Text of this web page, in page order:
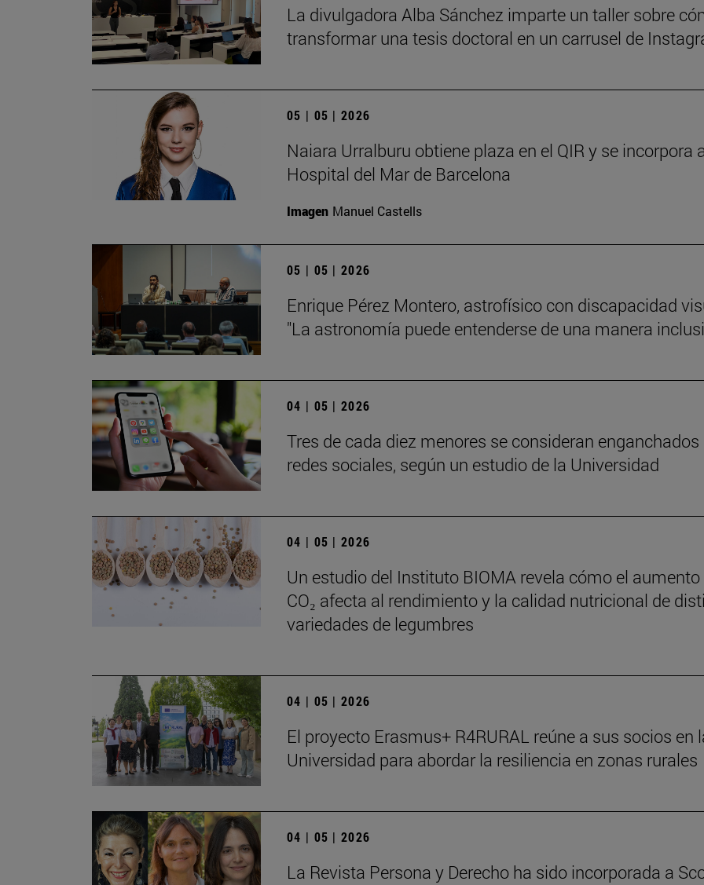
La divulgadora Alba Sánchez imparte un taller sobre
transformar una tesis doctoral en un carrusel de
05 | 05 | 2026
Naiara Urralburu obtiene plaza en el QIR y se incorpora
Hospital del Mar de Barcelona
Imagen Manuel Castells
05 | 05 | 2026
Enrique Pérez Montero, astrofísico con discapacidad
"La astronomía puede entenderse de una manera
04 | 05 | 2026
Tres de cada diez menores se consideran enganchados
redes sociales, según un estudio de la Universidad
04 | 05 | 2026
Un estudio del Instituto BIOMA revela cómo el aumento
CO₂ afecta al rendimiento y la calidad nutricional de
variedades de legumbres
04 | 05 | 2026
El proyecto Erasmus+ R4RURAL reúne a sus socios en
Universidad para abordar la resiliencia en zonas rurales
04 | 05 | 2026
La Revista Persona y Derecho ha sido incorporada a